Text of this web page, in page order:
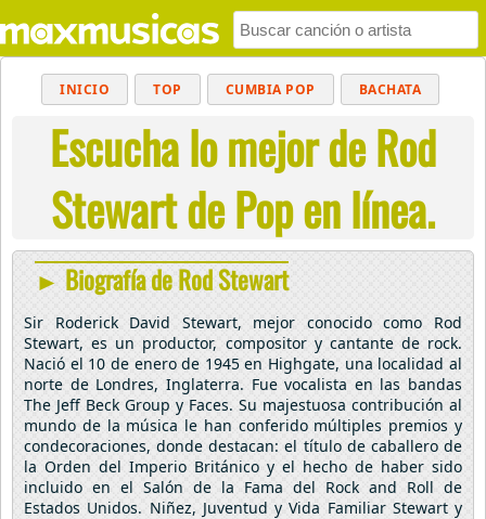
INICIO TOP CUMBIA POP BACHATA
MUSICA CRISTIANA REGGAETON
BALADAS ALTERNATIVO ELECTRÓNICA
CUMBIAS
Escucha lo mejor de Rod
Stewart de Pop en línea.
► Biografía de Rod Stewart
Sir Roderick David Stewart, mejor conocido como Rod
Stewart, es un productor, compositor y cantante de rock.
Nació el 10 de enero de 1945 en Highgate, una localidad al
norte de Londres, Inglaterra. Fue vocalista en las bandas
The Jeff Beck Group y Faces. Su majestuosa contribución al
mundo de la música le han conferido múltiples premios y
condecoraciones, donde destacan: el título de caballero de
la Orden del Imperio Británico y el hecho de haber sido
incluido en el Salón de la Fama del Rock and Roll de
Estados Unidos. Niñez, Juventud y Vida Familiar Stewart y